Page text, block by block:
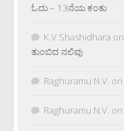
ಓದು – 13ನೆಯ ಕಂತು
K.V Shashidhara on
ತುಂಬಿದ ನಲಿವು
Raghuramu N.V. on
Raghuramu N.V. on